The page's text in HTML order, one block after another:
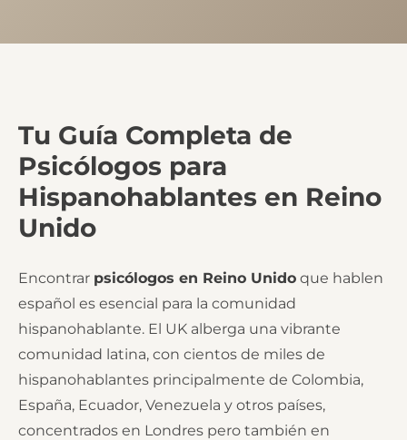
Tu Guía Completa de
Psicólogos para
Hispanohablantes en Reino
Unido
Encontrar psicólogos en Reino Unido que hablen
español es esencial para la comunidad
hispanohablante. El UK alberga una vibrante
comunidad latina, con cientos de miles de
hispanohablantes principalmente de Colombia,
España, Ecuador, Venezuela y otros países,
concentrados en Londres pero también en